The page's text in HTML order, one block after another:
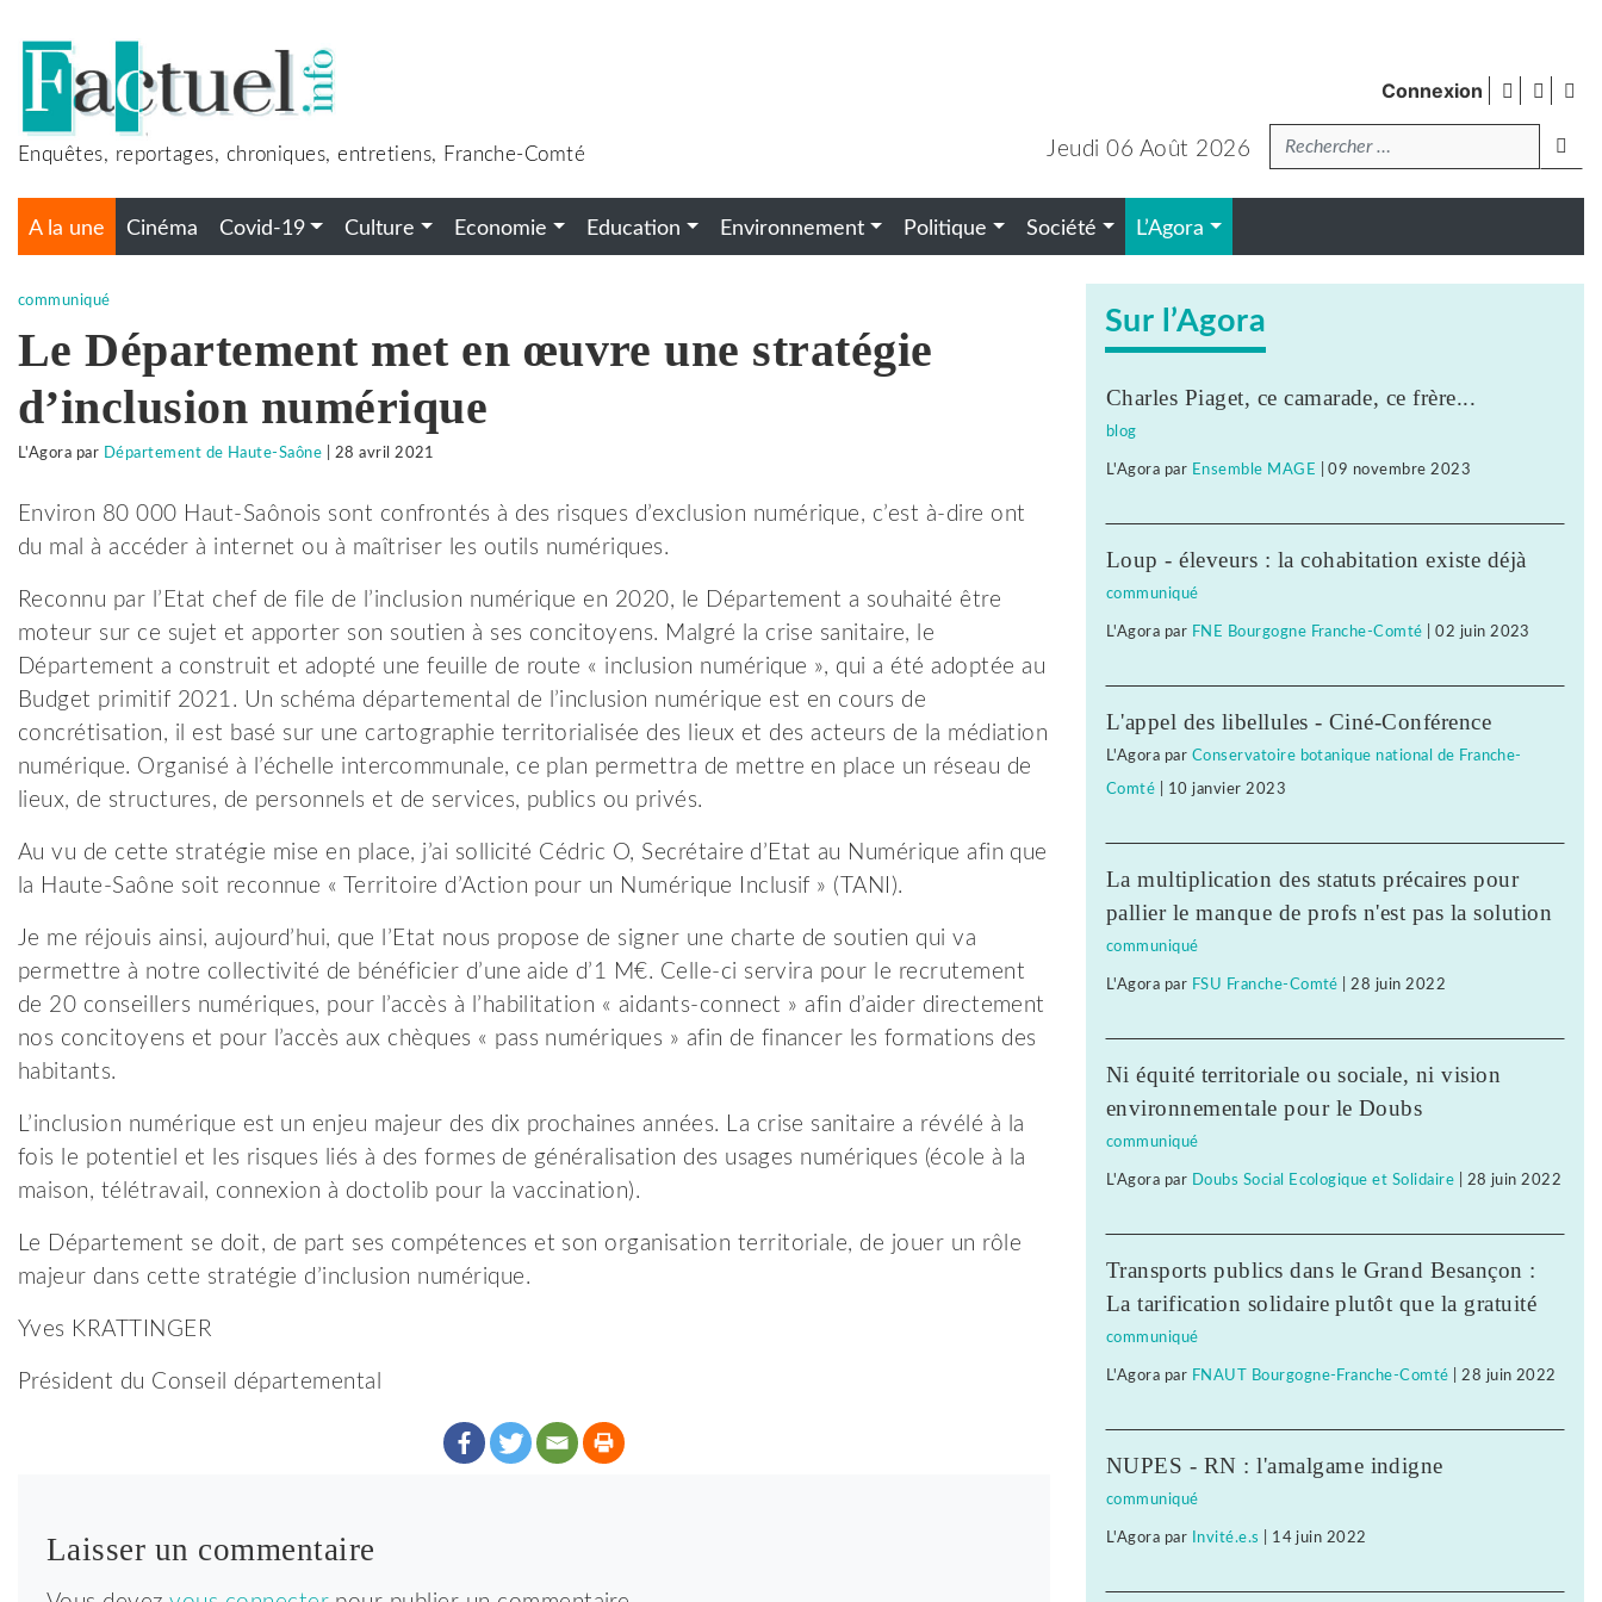
contenu
Enquêtes, reportages, chroniques, entretiens, Franche-Comté
Connexion facebook
twitter
Jeudi 06 Août 2026Recherche
A la une Cinéma Covid-19 Culture Economie Education Environnement Politique Société L’Agora
communiqué
Le Département met en œuvre une stratégie
d’inclusion numérique
L'Agora par Département de Haute-Saône 28 avril 2021
Environ 80 000 Haut-Saônois sont confrontés à des risques d’exclusion numérique, c’est à-dire ont
du mal à accéder à internet ou à maîtriser les outils numériques.
Reconnu par l’Etat chef de file de l’inclusion numérique en 2020, le Département a souhaité être
moteur sur ce sujet et apporter son soutien à ses concitoyens. Malgré la crise sanitaire, le
Département a construit et adopté une feuille de route « inclusion numérique », qui a été adoptée au
Budget primitif 2021. Un schéma départemental de l’inclusion numérique est en cours de
concrétisation, il est basé sur une cartographie territorialisée des lieux et des acteurs de la médiation
numérique. Organisé à l’échelle intercommunale, ce plan permettra de mettre en place un réseau de
lieux, de structures, de personnels et de services, publics ou privés.
Au vu de cette stratégie mise en place, j’ai sollicité Cédric O, Secrétaire d’Etat au Numérique afin que
la Haute-Saône soit reconnue « Territoire d’Action pour un Numérique Inclusif » (TANI).
Je me réjouis ainsi, aujourd’hui, que l’Etat nous propose de signer une charte de soutien qui va
permettre à notre collectivité de bénéficier d’une aide d’1 M€. Celle-ci servira pour le recrutement
de 20 conseillers numériques, pour l’accès à l’habilitation « aidants-connect » afin d’aider directement
nos concitoyens et pour l’accès aux chèques « pass numériques » afin de financer les formations des
habitants.
L’inclusion numérique est un enjeu majeur des dix prochaines années. La crise sanitaire a révélé à la
fois le potentiel et les risques liés à des formes de généralisation des usages numériques (école à la
maison, télétravail, connexion à doctolib pour la vaccination).
Le Département se doit, de part ses compétences et son organisation territoriale, de jouer un rôle
majeur dans cette stratégie d’inclusion numérique.
Yves KRATTINGER
Président du Conseil départemental
Laisser un commentaire
Sur l’Agora
Charles Piaget, ce camarade, ce frère...
blog
L'Agora par Ensemble MAGE |09 novembre 2023
Loup - éleveurs : la cohabitation existe déjà
communiqué
L'Agora par FNE Bourgogne Franche-Comté |02 juin 2023
L'appel des libellules - Ciné-Conférence
L'Agora par Conservatoire botanique national de Franche-
Comté 10 janvier 2023
La multiplication des statuts précaires pour
pallier le manque de profs n'est pas la solution
communiqué
L'Agora par FSU Franche-Comté 28 juin 2022
Ni équité territoriale ou sociale, ni vision
environnementale pour le Doubs
communiqué
L'Agora par Doubs Social Ecologique et Solidaire 28 juin 2022
Transports publics dans le Grand Besançon :
La tarification solidaire plutôt que la gratuité
communiqué
L'Agora par FNAUT Bourgogne-Franche-Comté 28 juin 2022
NUPES - RN : l'amalgame indigne
communiqué
L'Agora par Invité.e.s 14 juin 2022